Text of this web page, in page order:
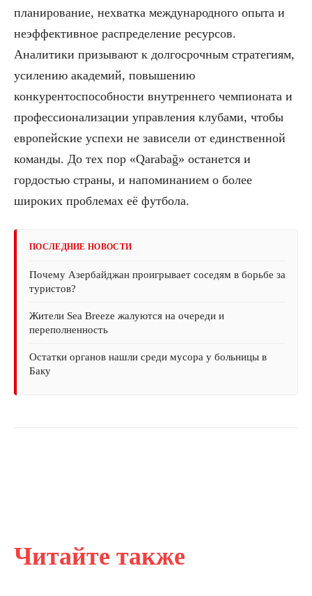
Читайте также
планирование, нехватка международного опыта и
неэффективное распределение ресурсов.
Аналитики призывают к долгосрочным стратегиям,
усилению академий, повышению
конкурентоспособности внутреннего чемпионата и
профессионализации управления клубами, чтобы
европейские успехи не зависели от единственной
команды. До тех пор «Qarabağ» останется и
гордостью страны, и напоминанием о более
широких проблемах её футбола.
ПОСЛЕДНИЕ НОВОСТИ
Почему Азербайджан проигрывает соседям в борьбе за
туристов?
Жители Sea Breeze жалуются на очереди и
переполненность
Остатки органов нашли среди мусора у больницы в
Баку